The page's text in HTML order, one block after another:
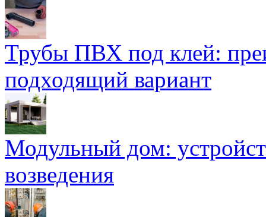
Трубы ПВХ под клей:
подходящий вариант
Модульный дом:
возведения